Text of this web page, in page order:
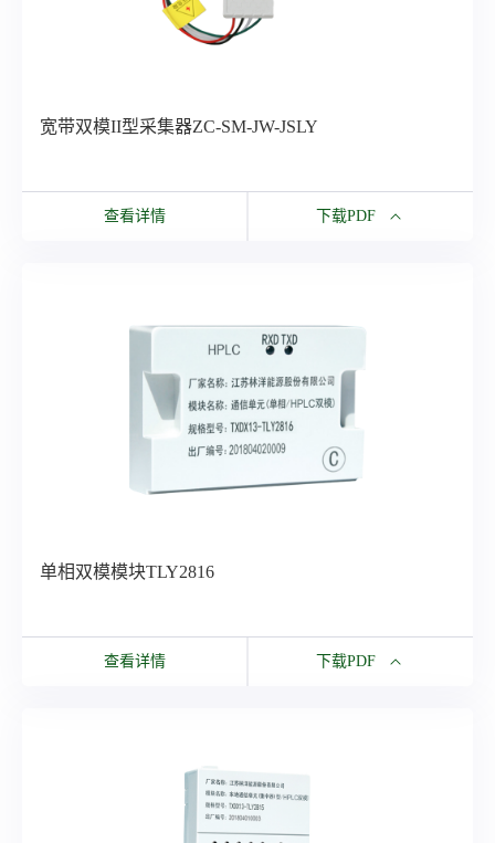
宽带双模II型采集器ZC-SM-JW-JSLY
查看详情 下载PDF
所有资源
单相双模模块TLY2816
查看详情 下载PDF
单相双模模块TLY2816
所有资源